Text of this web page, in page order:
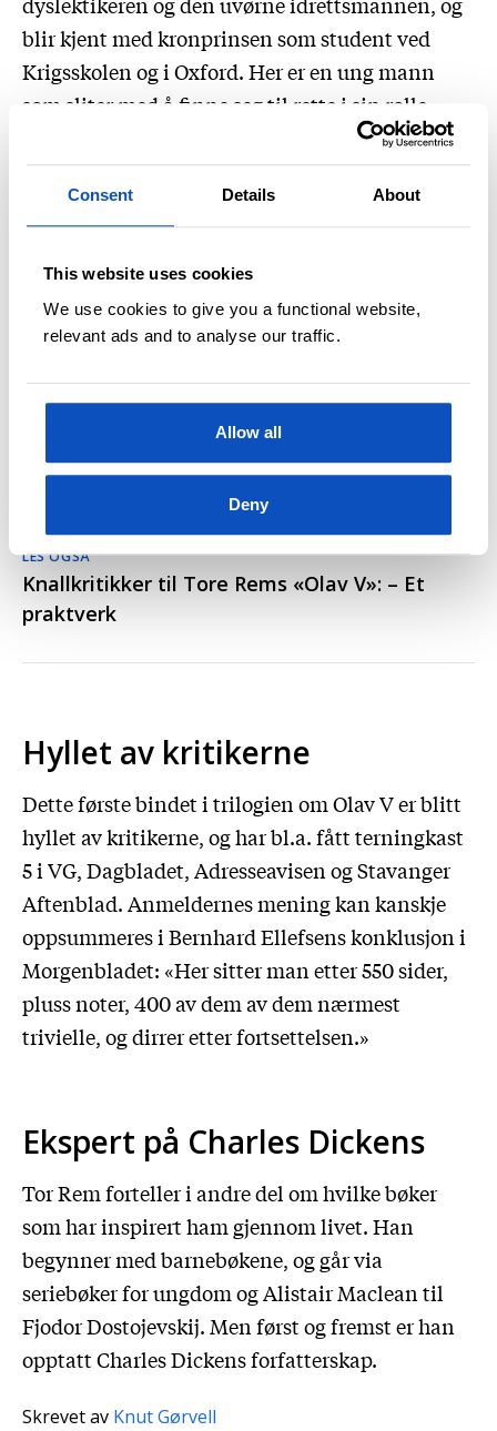
Consent Details About
This website uses cookies
We use cookies to give you a functional website,
relevant ads and to analyse our traffic.
Allow all
Deny
Skrevet av Knut Gørvell
blir kjent med kronprinsen som student ved
Krigsskolen og i Oxford. Her er en ung mann
som sliter med å finne seg til rette i sin rolle,
som gifter seg med sin Märtha og stifter familie.
Til sist møter leseren en kronprins som, i
opptakten til en ny verdenskrig, har et håp om å
LES OGSÅ
Knallkritikker til Tore Rems «Olav V»: – Et
praktverk
Hyllet av kritikerne
Dette første bindet i trilogien om Olav V er blitt
hyllet av kritikerne, og har bl.a. fått terningkast
5 i VG, Dagbladet, Adresseavisen og Stavanger
Aftenblad. Anmeldernes mening kan kanskje
oppsummeres i Bernhard Ellefsens konklusjon i
Morgenbladet: «Her sitter man etter 550 sider,
pluss noter, 400 av dem av dem nærmest
trivielle, og dirrer etter fortsettelsen.»
Ekspert på Charles Dickens
Tor Rem forteller i andre del om hvilke bøker
som har inspirert ham gjennom livet. Han
begynner med barnebøkene, og går via
seriebøker for ungdom og Alistair Maclean til
Fjodor Dostojevskij. Men først og fremst er han
opptatt Charles Dickens forfatterskap.